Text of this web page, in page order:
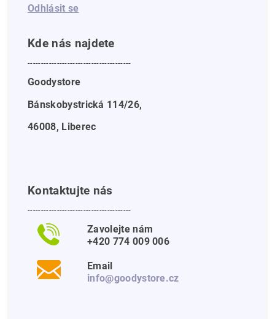
Odhlásit se
Kde nás najdete
---------------------------------------
Goodystore
Bánskobystrická 114/26,
46008, Liberec
Kontaktujte nás
---------------------------------------
Zavolejte nám
+420 774 009 006
Email
info@goodystore.cz